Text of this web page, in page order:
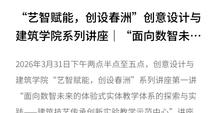
“艺智赋能，创设春洲”创意设计与
建筑学院系列讲座｜“面向数智未来
践”开讲啦！
2026年3月31日下午两点半点至五点，创意设计与
建筑学院“艺智赋能，创设春洲”系列讲座第一讲
“面向数智未来的体验式实体教学体系的探索与实